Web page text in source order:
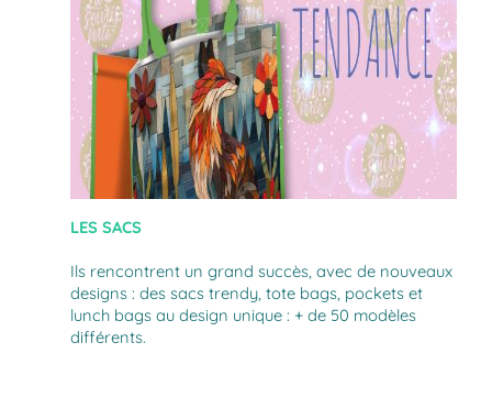
LES SACS
Ils rencontrent un grand succès, avec de nouveaux
designs : des sacs trendy, tote bags, pockets et
lunch bags au design unique : + de 50 modèles
différents.